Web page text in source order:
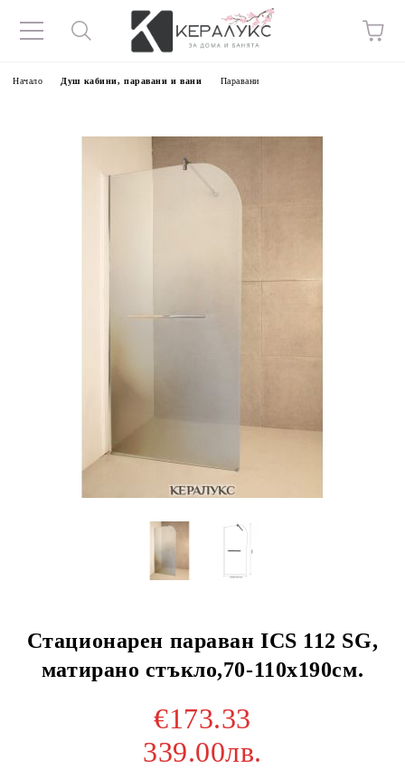
Начало Душ кабини, паравани и вани Паравани
Стационарен параван ICS 112 SG,
матирано стъкло,70-110х190см.
€173.33
339.00лв.